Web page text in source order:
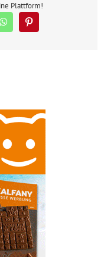
Plattform!
WhatsAppPinterest